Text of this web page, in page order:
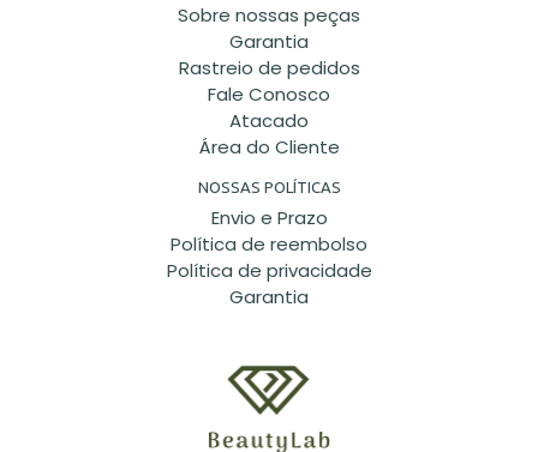
Sobre nossas peças
Garantia
Rastreio de pedidos
Fale Conosco
Atacado
Área do Cliente
NOSSAS POLÍTICAS
Envio e Prazo
Política de reembolso
Política de privacidade
Garantia